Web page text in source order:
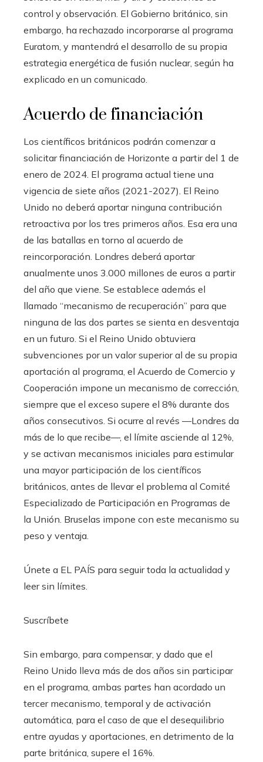
control y observación. El Gobierno británico, sin
embargo, ha rechazado incorporarse al programa
Euratom, y mantendrá el desarrollo de su propia
estrategia energética de fusión nuclear, según ha
explicado en un comunicado.
Acuerdo de financiación
Los científicos británicos podrán comenzar a
solicitar financiación de Horizonte a partir del 1 de
enero de 2024. El programa actual tiene una
vigencia de siete años (2021-2027). El Reino
Unido no deberá aportar ninguna contribución
retroactiva por los tres primeros años. Esa era una
de las batallas en torno al acuerdo de
reincorporación. Londres deberá aportar
anualmente unos 3.000 millones de euros a partir
del año que viene. Se establece además el
llamado “mecanismo de recuperación” para que
ninguna de las dos partes se sienta en desventaja
en un futuro. Si el Reino Unido obtuviera
subvenciones por un valor superior al de su propia
aportación al programa, el Acuerdo de Comercio y
Cooperación impone un mecanismo de corrección,
siempre que el exceso supere el 8% durante dos
años consecutivos. Si ocurre al revés —Londres da
más de lo que recibe—, el límite asciende al 12%,
y se activan mecanismos iniciales para estimular
una mayor participación de los científicos
británicos, antes de llevar el problema al Comité
Especializado de Participación en Programas de
la Unión. Bruselas impone con este mecanismo su
peso y ventaja.
Únete a EL PAÍS para seguir toda la actualidad y
leer sin límites.
Suscríbete
Sin embargo, para compensar, y dado que el
Reino Unido lleva más de dos años sin participar
en el programa, ambas partes han acordado un
tercer mecanismo, temporal y de activación
automática, para el caso de que el desequilibrio
entre ayudas y aportaciones, en detrimento de la
parte británica, supere el 16%.